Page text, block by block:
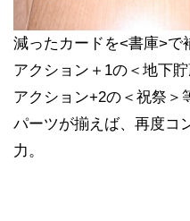
減ったカードを<書庫>で
アクション＋1の＜地下
アクション+2の＜祝祭＞
パーツが揃えば、再度コ
力。